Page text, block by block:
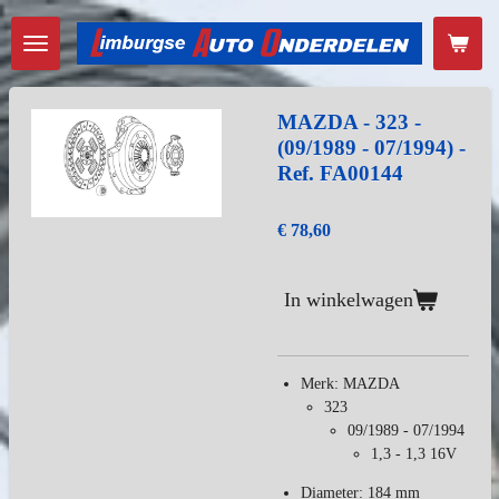
Ga
direct
naar
de
hoofdinhoud
MAZDA - 323 -
(09/1989 - 07/1994) -
Ref. FA00144
€ 78,60
In winkelwagen
Merk: MAZDA
323
09/1989 - 07/1994
1,3 - 1,3 16V
Diameter: 184 mm